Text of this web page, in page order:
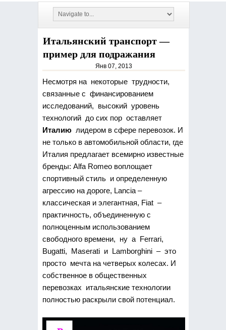
Итальянский транспорт —
пример для подражания
Янв 07, 2013
Несмотря на некоторые трудности,
связанные с финансированием
исследований, высокий уровень
технологий до сих пор оставляет
Италиюлидером в сфере перевозок. И
не только в автомобильной области, где
Италия предлагает всемирно известные
бренды: Alfa Romeo воплощает
спортивный стиль и определенную
агрессию на дороге, Lancia –
классическая и элегантная, Fiat –
практичность, объединенную с
полноценным использованием
свободного времени, ну а Ferrari,
Bugatti, Maserati и Lamborghini – это
просто мечта на четверых колесах. И
собственное в общественных
перевозках итальянские технологии
полностью раскрыли свой потенциал.